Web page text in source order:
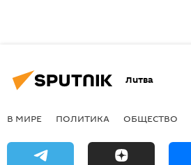
Литва
В МИРЕ ПОЛИТИКА ОБЩЕСТВО